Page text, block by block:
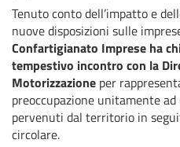
Tenuto conto dell’impatto e
nuove disposizioni sulle
Confartigianato Imprese ha
tempestivo incontro con la
Motorizzazione per
preoccupazione unitamente
pervenuti dal territorio in
circolare.